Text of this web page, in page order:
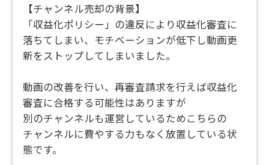
【チャンネル売却の背景】
「収益化ポリシー」の違反により収益化審査に
落ちてしまい、モチベーションが低下し動画更
新をストップしてしまいました。
動画の改善を行い、再審査請求を行えば収益化
審査に合格する可能性はありますが
別のチャンネルも運営しているためこちらの
チャンネルに費やする力もなく放置している状
態です。